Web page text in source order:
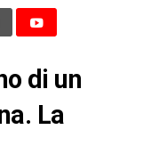
di un
. La